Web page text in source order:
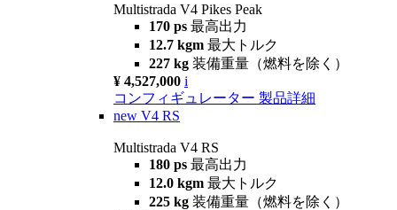
Multistrada V4 Pikes Peak
170 ps 最高出力
12.7 kgm 最大トルク
227 kg 装備重量（燃料を除く）
¥ 4,527,000 i
コンフィギュレーター 製品詳細
new V4 RS
Multistrada V4 RS
180 ps 最高出力
12.0 kgm 最大トルク
225 kg 装備重量（燃料を除く）